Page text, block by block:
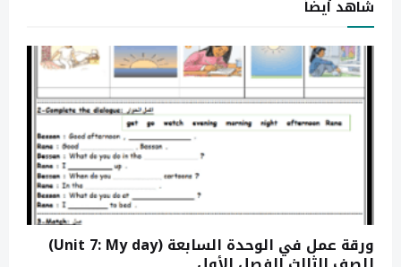
شاهد أيضاً
ورقة عمل في الوحدة السابعة (Unit 7: My day)